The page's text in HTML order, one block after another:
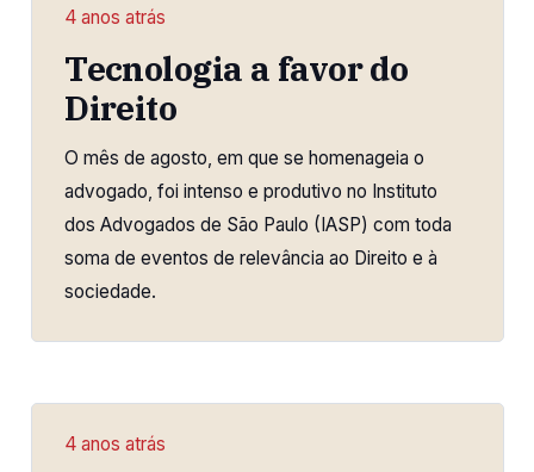
4 anos atrás
Tecnologia a favor do
Direito
O mês de agosto, em que se homenageia o
advogado, foi intenso e produtivo no Instituto
dos Advogados de São Paulo (IASP) com toda
soma de eventos de relevância ao Direito e à
sociedade.
4 anos atrás